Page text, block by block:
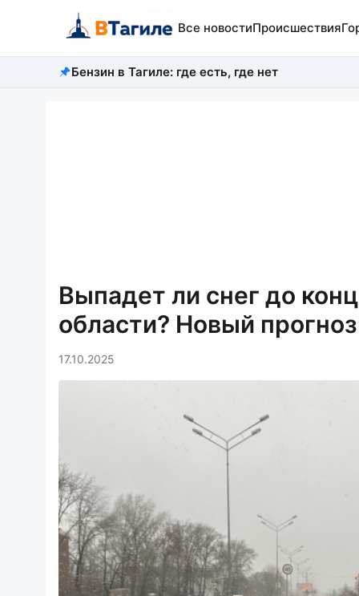
Все новостиПроисшествия
Бензин в Тагиле: где есть, где нет
Выпадет ли снег до
области? Новый прогноз
17.10.2025